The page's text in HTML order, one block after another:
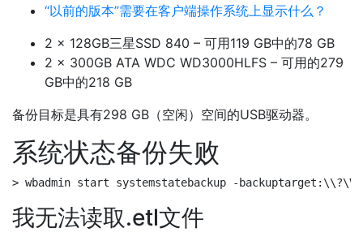
“以前的版本”需要在客户端操作系统上显示什么？
2 x 128GB三星SSD 840 – 可用119 GB中的78 GB
2 x 300GB ATA WDC WD3000HLFS – 可用的279
GB中的218 GB
备份目标是具有298 GB（空闲）空间的USB驱动器。
系统状态备份失败
> wbadmin start systemstatebackup -
我无法读取.etl文件